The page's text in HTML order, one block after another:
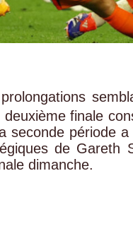
deuxième finale
seconde période
de Gareth
dimanche.